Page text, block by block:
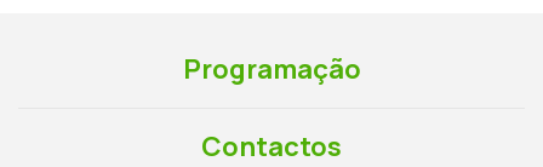
Programação
Contactos